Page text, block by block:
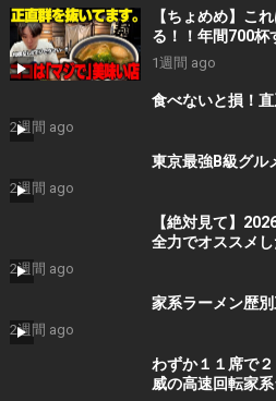
【ちょめめ】こ
る！！年間700杯
美味い塩ラーメ
んや【飯テロ】
1週間 ago
食べないと損！
2週間 ago
東京最強B級グル
2週間 ago
【絶対見て】
全力でオススメ
2週間 ago
家系ラーメン歴
2週間 ago
わずか１１席で
威の高速回転家系